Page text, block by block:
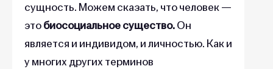
сущность. Можем сказать, что человек —
этобиосоциальное существо.Он
является и индивидом, и личностью. Как и
у многих других терминов